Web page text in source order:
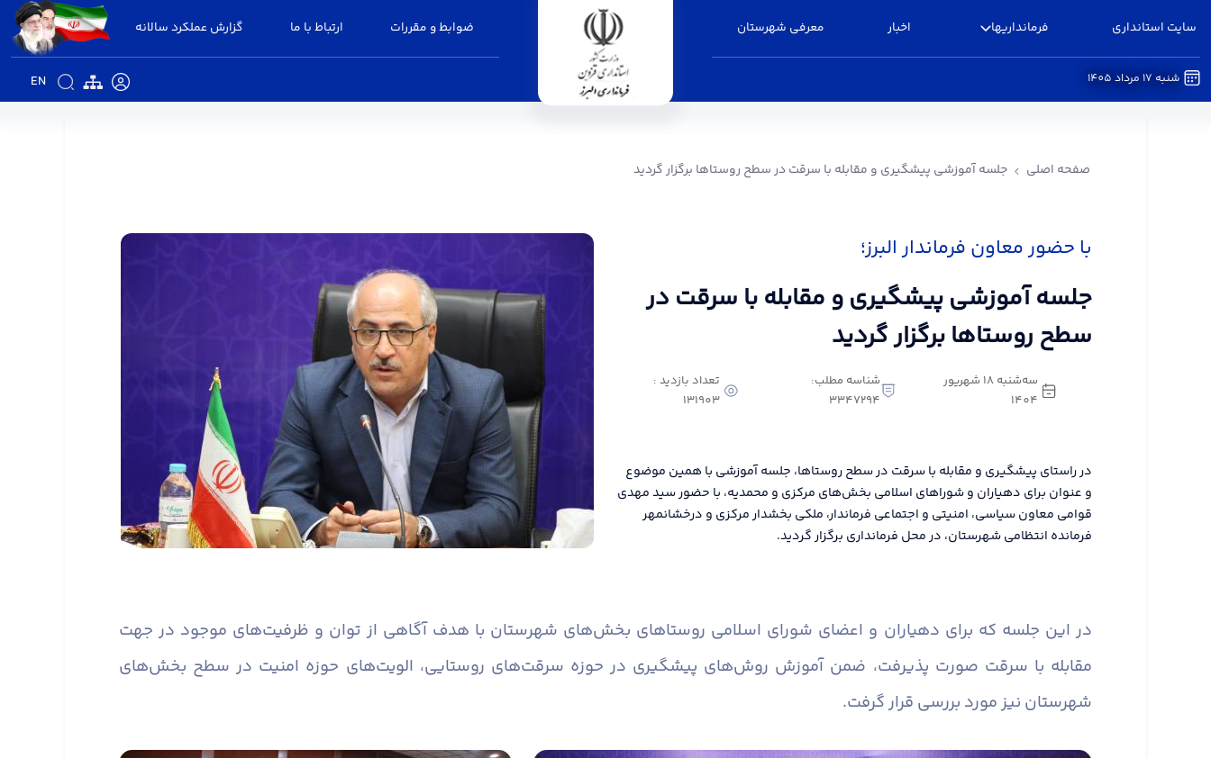
سایت استانداری فرمانداریها اخبار معرفی شهرستان ضوابط و مقررات ارتباط با ما گزارش عملکرد سالانه
EN شنبه 17 مرداد 1405
صفحه اصلی جلسه آموزشی پیشگیری و مقابله با سرقت در سطح روستاها برگزار گردید
با حضور معاون فرماندار البرز؛
جلسه آموزشی پیشگیری و مقابله با سرقت در
سطح روستاها برگزار گردید
سه‌شنبه 18 شهریور
1404
شناسه مطلب:
3347294
تعداد بازدید :
131903
در راستای پیشگیری و مقابله با سرقت در سطح روستاها، جلسه آموزشی با همین موضوع
و عنوان برای دهیاران و شوراهای اسلامی بخش‌های مرکزی و محمدیه، با حضور سید مهدی
قوامی معاون سیاسی، امنیتی و اجتماعی فرماندار، ملکی بخشدار مرکزی و درخشانمهر
فرمانده انتظامی شهرستان، در محل فرمانداری برگزار گردید.
در این جلسه که برای دهیاران و اعضای شورای اسلامی روستاهای بخش‌های شهرستان با هدف آگاهی از توان و ظرفیت‌های موجود در جهت
مقابله با سرقت صورت پذیرفت، ضمن آموزش روش‌های پیشگیری در حوزه سرقت‌های روستایی، الویت‌های حوزه امنیت در سطح بخش‌های
شهرستان نیز مورد بررسی قرار گرفت.